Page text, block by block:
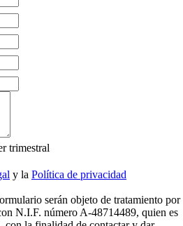
trimestral
y la Política de privacidad
serán objeto de tratamiento por
N.I.F. número A-48714489, quien es